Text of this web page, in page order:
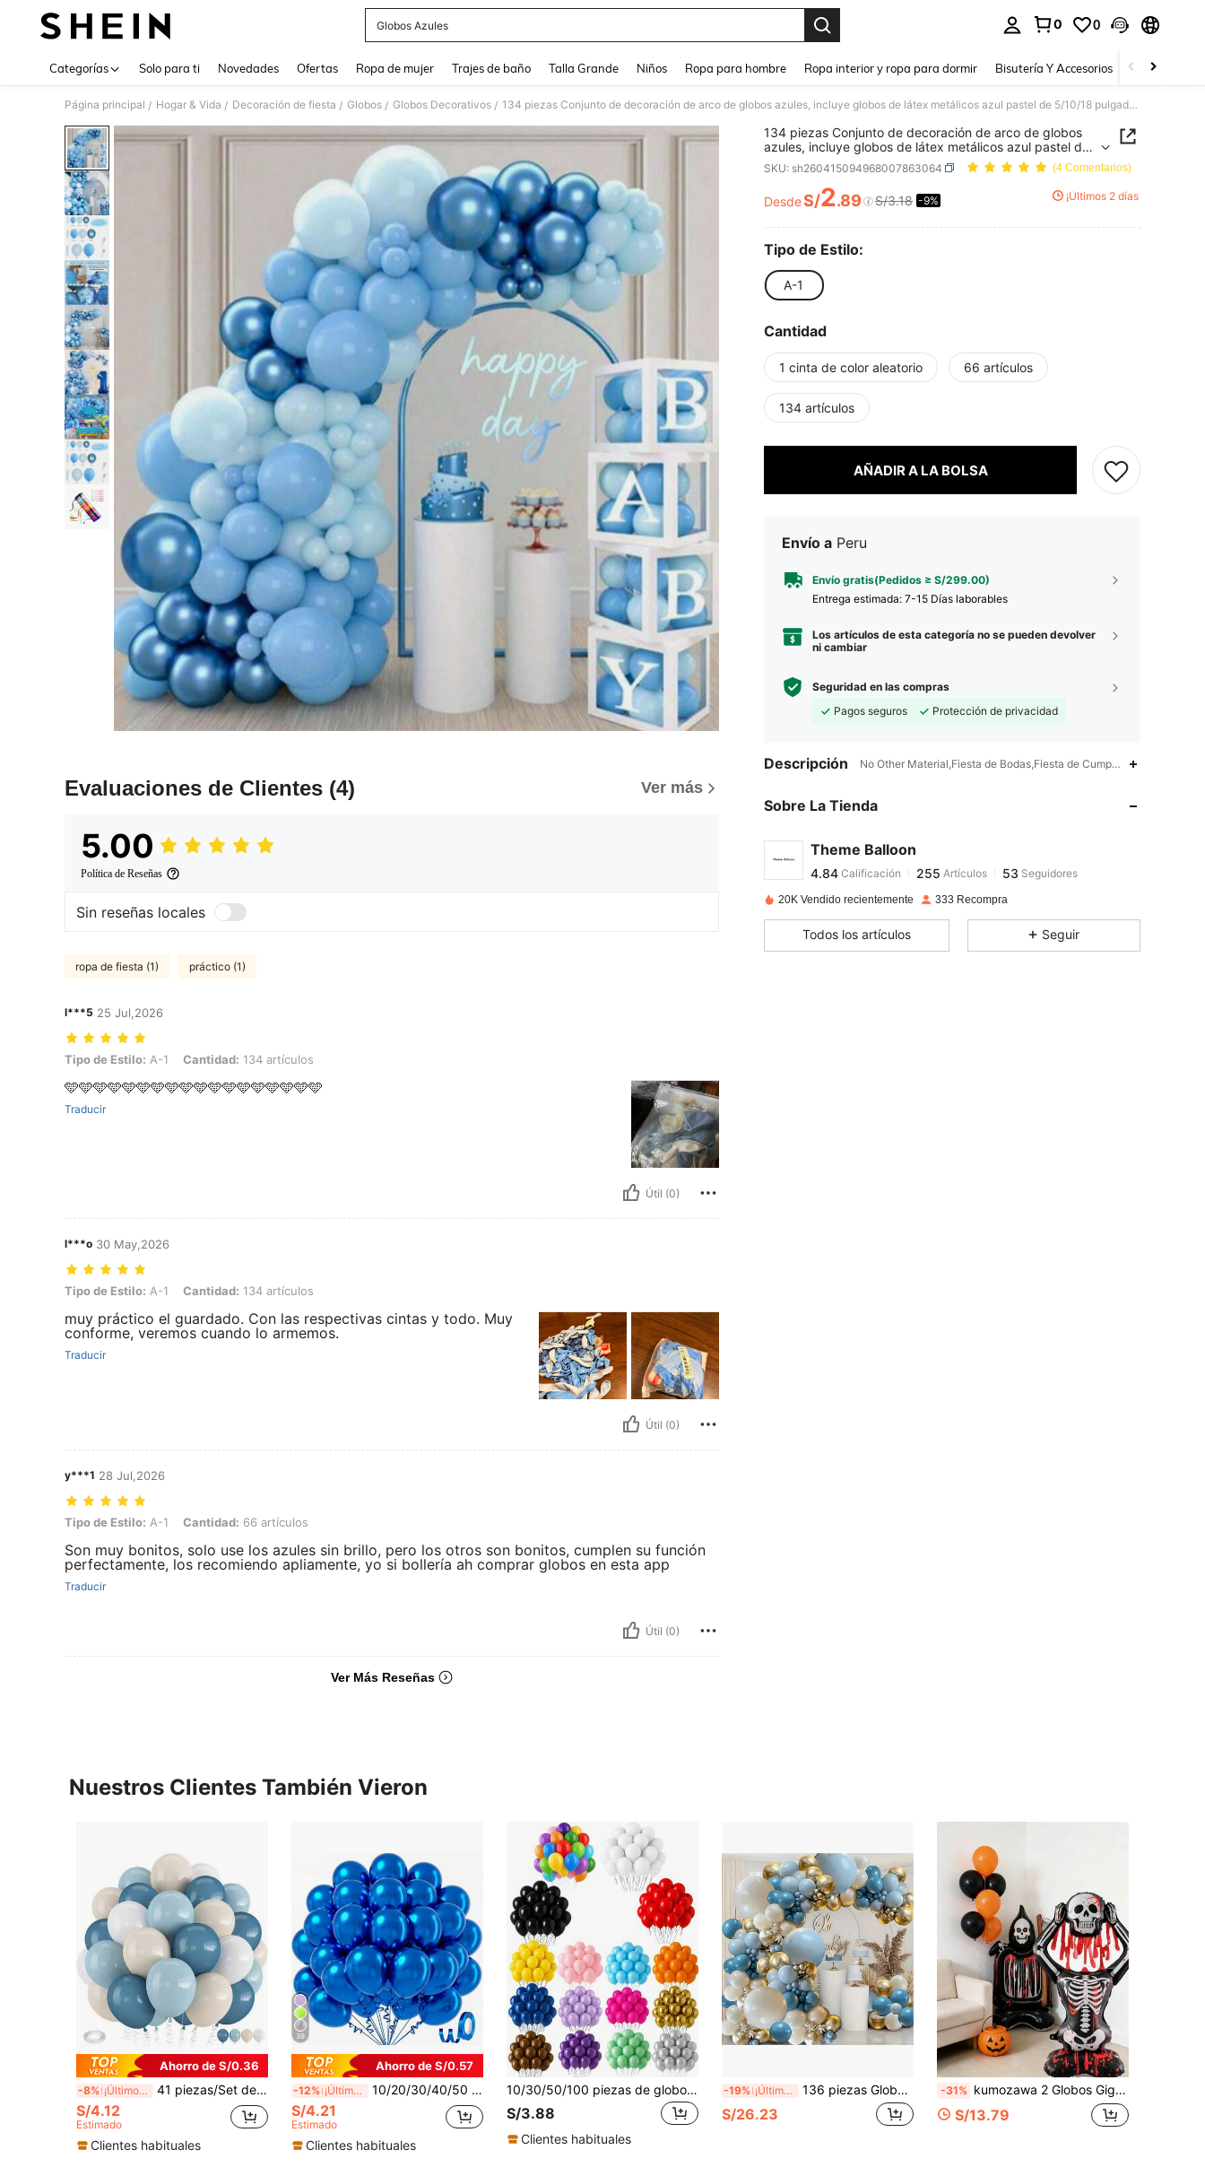
Globos Azules
0 0
Categorías Solo para ti Novedades Ofertas Ropa de mujer Trajes de baño Talla Grande Niños Ropa para hombre Ropa interior y ropa para dormir Bisutería Y Accesorios Zapatos
Página principal / Hogar & Vida / Decoración de fiesta / Globos / Globos Decorativos / 134 piezas Conjunto de decoración de arco de globos azules, incluye globos de látex metálicos azul pastel de 5/10/18 pulgadas, adecuado para cumpleaños, Día de San Valentín, despedida de soltera, boda, compromiso, aniversario, graduación y decoración con tema oceánico
Evaluaciones de Clientes (4) Ver más
5.00
Política de Reseñas
Sin reseñas locales
ropa de fiesta (1) práctico (1)
l***5 25 Jul,2026
Tipo de Estilo: A-1, Cantidad: 134 artículos
Tipo de Estilo: A-1 Cantidad: 134 artículos
🩵🩵🩵🩵🩵🩵🩵🩵🩵🩵🩵🩵🩵🩵🩵🩵🩵🩵
Traducir
Útil (0)
l***o 30 May,2026
Tipo de Estilo: A-1, Cantidad: 134 artículos
Tipo de Estilo: A-1 Cantidad: 134 artículos
muy práctico el guardado. Con las respectivas cintas y todo. Muy
conforme, veremos cuando lo armemos.
Traducir
Útil (0)
y***1 28 Jul,2026
Tipo de Estilo: A-1, Cantidad: 66 artículos
Tipo de Estilo: A-1 Cantidad: 66 artículos
Son muy bonitos, solo use los azules sin brillo, pero los otros son bonitos, cumplen su función
perfectamente, los recomiendo apliamente, yo si bollería ah comprar globos en esta app
Traducir
Útil (0)
Ver Más Reseñas
134 piezas Conjunto de decoración de arco de globos
azules, incluye globos de látex metálicos azul pastel de
5/10/18 pulgadas, adecuado para cumpleaños, Día de
San Valentín, despedida de soltera, boda, compromiso,
aniversario, graduación y decoración con tema oceánico
SKU: sh260415094968007863064 (4 Comentarios)
PRICE AND AVAILABILITY
DesdeS/2.89 S/3.18 -9% ¡Últimos 2 días
Tipo de Estilo:
A-1
Cantidad
1 cinta de color aleatorio 66 artículos
134 artículos
AÑADIR A LA BOLSA
Envío a Peru
Envío gratis(Pedidos ≥ S/299.00)
Entrega estimada: 7-15 Días laborables
Los artículos de esta categoría no se pueden devolver
ni cambiar
Seguridad en las compras
Pagos seguros
Protección de privacidad
Descripción No Other Material,Fiesta de Bodas,Fiesta de Cumpleaños,Fiesta
Sobre La Tienda
Theme Balloon
4.84
c***eseguidoHace 1 día
4.84
255
53
4.84
20K Vendido recientemente 333 Recompra
Todos los artículos Seguir
Nuestros Clientes También Vieron
Ahorro de S/0.36
-8% ¡Últimos 2 días 41 piezas/Set de globos de 10 pulgadas en azul pizarra, azul claro y blanco arena, adecuados para decoración de baby shower, despedida de soltera, fiesta de compromiso, boda y cumpleaños
S/4.12
Estimado
Clientes habituales
39
Ahorro de S/0.57
-12% ¡Últimos 2 días 10/20/30/40/50 piezas Globos Metálicos Azules, Tamaños 18/12/10/5 Pulgadas, Globos de Látex Azules, Adecuados para Graduación, Bautizo, Baby Shower, Decoración de Fiesta de Cumpleaños.
S/4.21
Estimado
Clientes habituales
10/30/50/100 piezas de globos de látex de colores surtidos, rojo, azul, rosa, negro, blanco, dorado, plateado, amarillo, púrpura, naranja y menta, acabado brillante, perfectos para decoraciones de cumpleaños, boda, aniversario, graduación y fiesta de vacaciones, guirnalda de globos, decoración DIY
S/3.88
Clientes habituales
-19% ¡Últimos 2 días 136 piezas Globos de látex Azul brumoso, Azul claro, Arena, Blanco, Dorado metálico, Juego de arco de globos Azul gris, Adecuado para despedida de soltera, Aniversario de boda, Decoración de fiesta de cumpleaños
S/26.23
-31% kumozawa 2 Globos Gigantes de Papel de Aluminio de Esqueleto Sangriento y Segador de Almas de Pie para Halloween, Decoración de Fiesta de Fantasmas de Casa Embrujada, Accesorios Fotográficos para Interior y Exterior, Decoración de Patio, Suministros de Decoración de Puerta Principal de Casa Embrujada de Halloween, Adecuado para Fiesta de Halloween, Casa Embrujada, Cumpleaños de Tema de Terror, Decoración de Cabina Fotográfica de Jardín Interior y Exterior, Porche Delantero
S/13.79